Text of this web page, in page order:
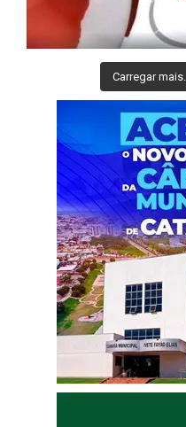
Carregar mais...